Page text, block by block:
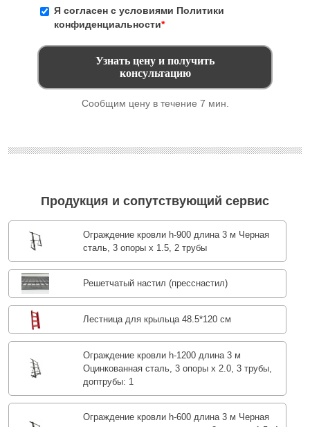
Я согласен с условиями Политики
конфиденциальности*
Сообщим цену в течение 7 мин.
Продукция и сопутствующий сервис
Ограждение кровли h-900 длина 3 м Черная
сталь, 3 опоры х 1.5, 2 трубы
Решетчатый настил (пресснастил)
Лестница для крыльца 48.5*120 см
Ограждение кровли h-1200 длина 3 м
Оцинкованная сталь, 3 опоры х 2.0, 3 трубы,
доптрубы: 1
Ограждение кровли h-600 длина 3 м Черная